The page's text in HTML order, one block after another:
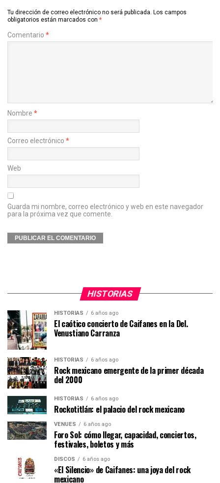
Tu dirección de correo electrónico no será publicada. Los campos
obligatorios están marcados con *
Comentario *
Nombre *
Correo electrónico *
Web
Guarda mi nombre, correo electrónico y web en este navegador
para la próxima vez que comente.
HISTORIAS
HISTORIAS 6 años ago
El caótico concierto de Caifanes en la Del.
Venustiano Carranza
HISTORIAS 6 años ago
Rock mexicano emergente de la primer década
del 2000
HISTORIAS 6 años ago
Rockotitlán: el palacio del rock mexicano
VENUES 6 años ago
Foro Sol: cómo llegar, capacidad, conciertos,
festivales, boletos y más
DISCOS 6 años ago
«El Silencio» de Caifanes: una joya del rock
mexicano